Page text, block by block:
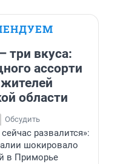
три вкуса:
ассорти
области
Обсудить
развалится»:
шокировало
в Приморье